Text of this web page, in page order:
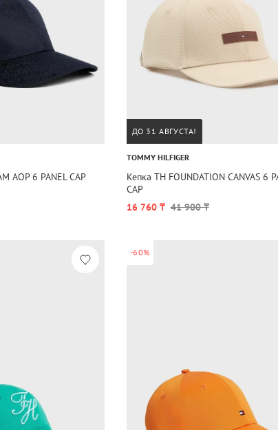
AOP 6 PANEL CAP
ДО 31 АВГУСТА!
TOMMY HILFIGER
Кепка TH FOUNDATION CANVAS 6
CAP
16 760 ₸ 41 900 ₸
-60%